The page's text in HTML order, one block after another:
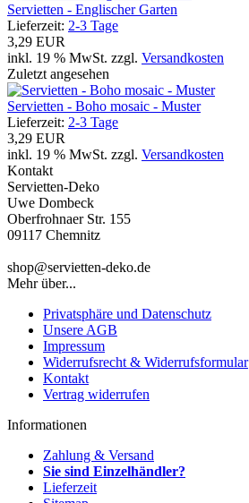
Servietten - Englischer Garten
Lieferzeit: 2-3 Tage
3,29 EUR
inkl. 19 % MwSt. zzgl. Versandkosten
Zuletzt angesehen
Servietten - Boho mosaic - Muster
Lieferzeit: 2-3 Tage
3,29 EUR
inkl. 19 % MwSt. zzgl. Versandkosten
Kontakt
Servietten-Deko
Uwe Dombeck
Oberfrohnaer Str. 155
09117 Chemnitz
shop@servietten-deko.de
Mehr über...
Privatsphäre und Datenschutz
Unsere AGB
Impressum
Widerrufsrecht & Widerrufsformular
Kontakt
Vertrag widerrufen
Informationen
Zahlung & Versand
Sie sind Einzelhändler?
Lieferzeit